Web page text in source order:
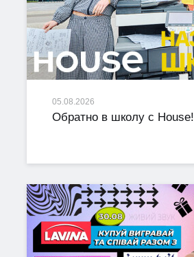
05.08.2026
Обратно в школу с House!